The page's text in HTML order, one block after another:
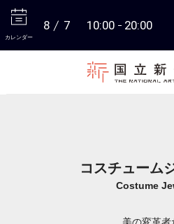
カレンダー
8 7 10:00 20:00
コスチューム
Costume